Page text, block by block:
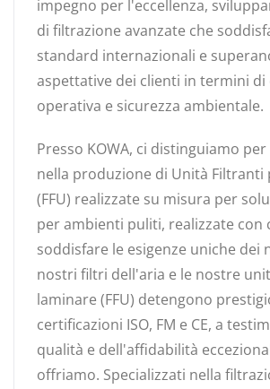
impegno per l'eccellenza,
di filtrazione avanzate che
standard internazionali e
aspettative dei clienti in termini di
operativa e sicurezza ambientale.
Presso KOWA, ci distinguiamo
nella produzione di Unità Filtranti
(FFU) realizzate su misura per
per ambienti puliti, realizzate con
soddisfare le esigenze uniche dei
nostri filtri dell'aria e le nostre
laminare (FFU) detengono
certificazioni ISO, FM e CE, a
qualità e dell'affidabilità
offriamo. Specializzati nella